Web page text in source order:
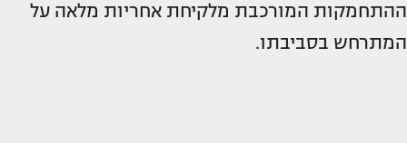
ההתחמקות המורכבת מלקיחת אחריות מלאה על
המתרחש בסביבתו.